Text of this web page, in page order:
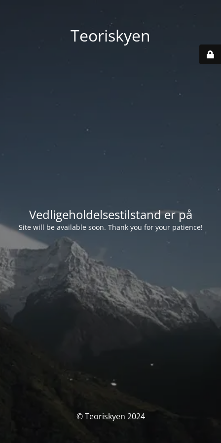
Teoriskyen
Vedligeholdelsestilstand er på
Site will be available soon. Thank you for your patience!
© Teoriskyen 2024